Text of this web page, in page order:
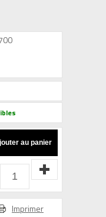
Imprimer